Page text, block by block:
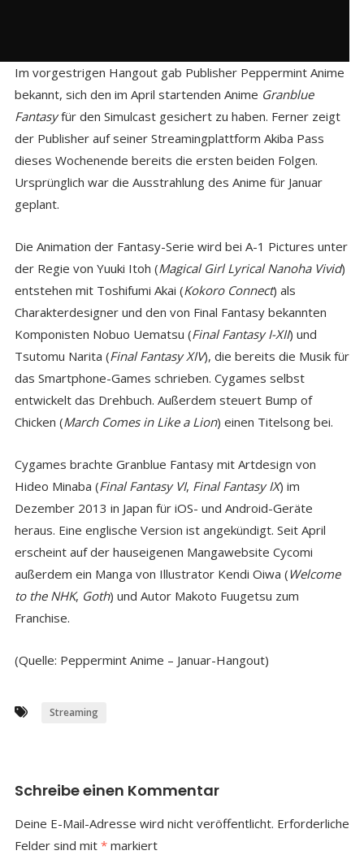
Im vorgestrigen Hangout gab Publisher Peppermint Anime
bekannt, sich den im April startenden Anime Granblue
Fantasyfür den Simulcast gesichert zu haben. Ferner zeigt
der Publisher auf seiner Streamingplattform Akiba Pass
dieses Wochenende bereits die ersten beiden Folgen.
Ursprünglich war die Ausstrahlung des Anime für Januar
geplant.
Die Animation der Fantasy-Serie wird bei A-1 Pictures unter
der Regie von Yuuki Itoh (Magical Girl Lyrical Nanoha Vivid)
entstehen mit Toshifumi Akai (Kokoro Connect) als
Charakterdesigner und den von Final Fantasy bekannten
Komponisten Nobuo Uematsu (Final Fantasy I-XII) und
Tsutomu Narita (Final Fantasy XIV), die bereits die Musik für
das Smartphone-Games schrieben. Cygames selbst
entwickelt das Drehbuch. Außerdem steuert Bump of
Chicken (March Comes in Like a Lion) einen Titelsong bei.
Cygames brachte Granblue Fantasy mit Artdesign von
Hideo Minaba (Final Fantasy VI, Final Fantasy IX) im
Dezember 2013 in Japan für iOS- und Android-Geräte
heraus. Eine englische Version ist angekündigt. Seit April
erscheint auf der hauseigenen Mangawebsite Cycomi
außerdem ein Manga von Illustrator Kendi Oiwa ( Welcome
to the NHK, Goth) und Autor Makoto Fuugetsu zum
Franchise.
(Quelle: Peppermint Anime – Januar-Hangout)
Streaming
Schreibe einen Kommentar
Deine E-Mail-Adresse wird nicht veröffentlicht. Erforderliche
Felder sind mit *markiert